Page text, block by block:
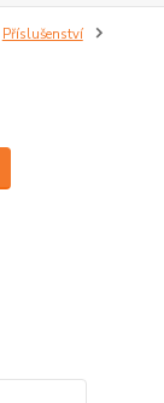
Příslušenství